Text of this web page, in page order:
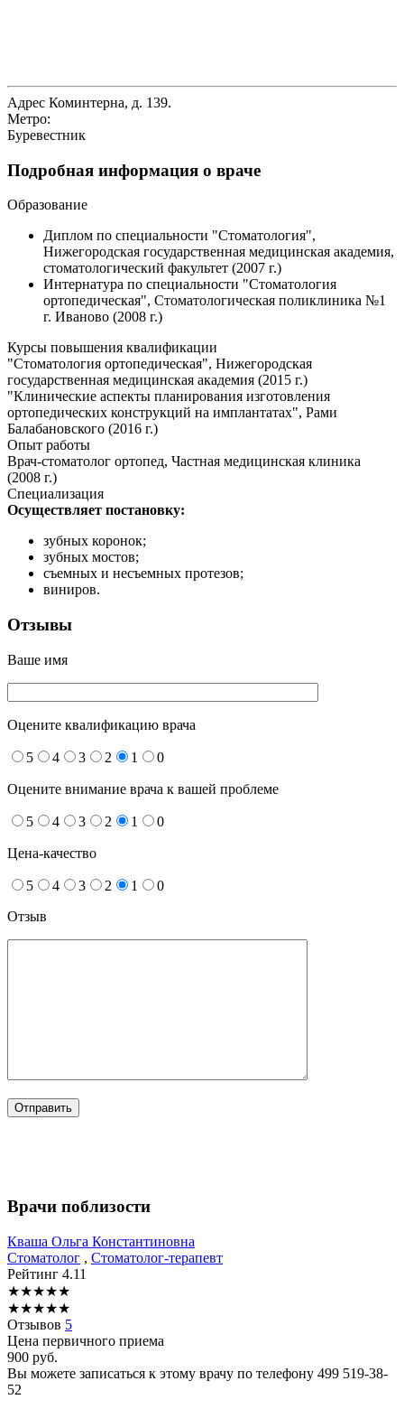
Адрес Коминтерна, д. 139.
Метро:
Буревестник
Подробная информация о враче
Образование
Диплом по специальности "Стоматология",
Нижегородская государственная медицинская академия,
стоматологический факультет (2007 г.)
Интернатура по специальности "Стоматология
ортопедическая", Стоматологическая поликлиника №1
г. Иваново (2008 г.)
Курсы повышения квалификации
"Стоматология ортопедическая", Нижегородская
государственная медицинская академия (2015 г.)
"Клинические аспекты планирования изготовления
ортопедических конструкций на имплантатах", Рами
Балабановского (2016 г.)
Опыт работы
Врач-стоматолог ортопед, Частная медицинская клиника
(2008 г.)
Специализация
Осуществляет постановку:
зубных коронок;
зубных мостов;
съемных и несъемных протезов;
виниров.
Отзывы
Ваше имя
Оцените квалификацию врача
5 4 3 2 1 0
Оцените внимание врача к вашей проблеме
5 4 3 2 1 0
Цена-качество
5 4 3 2 1
0
Отзыв
Врачи поблизости
Кваша Ольга Константиновна
Стоматолог , Стоматолог-терапевт
Рейтинг 4.11
★★★★★
★★★★★
Отзывов 5
Цена первичного приема
900 руб.
Вы можете записаться к этому врачу по телефону 499 519-38-
52